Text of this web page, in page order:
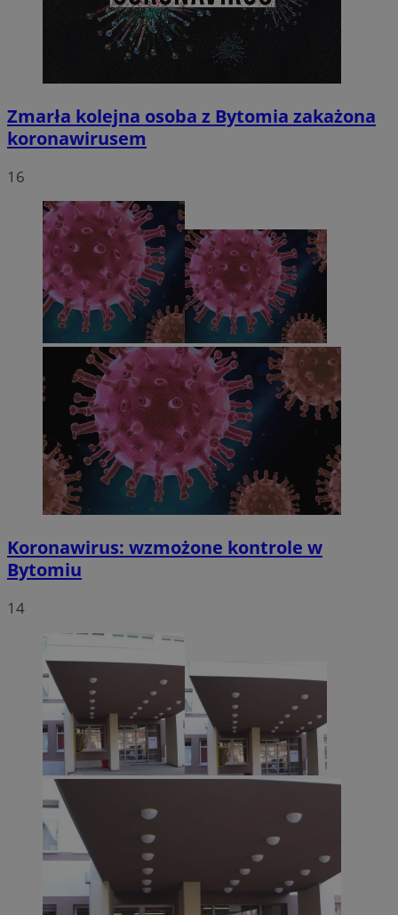
Zmarła kolejna osoba z Bytomia zakażona
koronawirusem
16
Koronawirus: wzmożone kontrole w
Bytomiu
14